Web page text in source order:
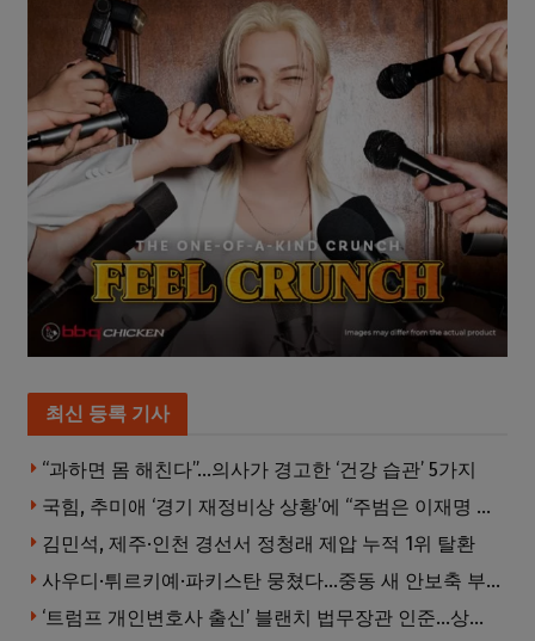
최신 등록 기사
“과하면 몸 해친다”…의사가 경고한 ‘건강 습관’ 5가지
국힘, 추미애 ‘경기 재정비상 상황’에 “주범은 이재명 전 지사”
김민석, 제주·인천 경선서 정청래 제압 누적 1위 탈환
사우디·튀르키예·파키스탄 뭉쳤다…중동 새 안보축 부상하나
‘트럼프 개인변호사 출신’ 블랜치 법무장관 인준…상원 50대49 가결